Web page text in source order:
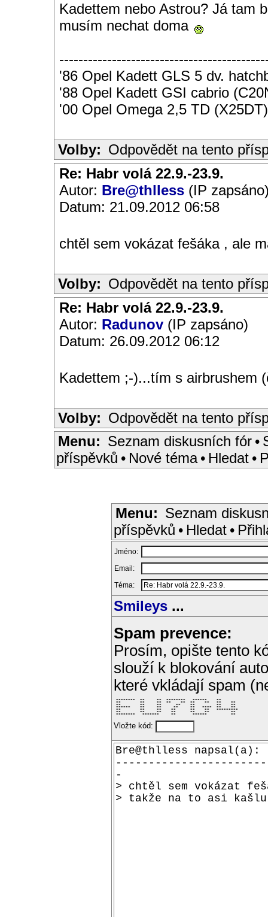
Kadettem nebo Astrou? Já tam
musím nechat doma
'86 Opel Kadett GLS 5 dv.
'88 Opel Kadett GSI cabrio
'00 Opel Omega 2,5 TD (X25DT)
Volby: Odpovědět na tento
Re: Habr volá 22.9.-23.9.
Autor: Bre@thlless (IP
Datum: 21.09.2012 06:58
chtěl sem vokázat fešáka , ale
Volby: Odpovědět na tento
Re: Habr volá 22.9.-23.9.
Autor: Radunov (IP zapsáno)
Datum: 26.09.2012 06:12
Kadettem ;-)...tím s airbrushem
Volby: Odpovědět na tento
Menu: Seznam diskusních fór •
příspěvků • Nové téma • Hledat •
Menu: Seznam
příspěvků • Hledat •
Jméno:
Email:
Téma:
Smileys ...
Spam prevence:
Prosím, opište tento
slouží k blokování
které vkládají spam
********  **     **  ********   ******    **
**        **     **  **    **  **    **   **    **
**        **     **      **    **         **    **
******    **     **     **     **   ****  **    **
**        **     **    **      **    **   *********
**        **     **    **      **    **         **
********   *******     **       ******          **
Vložte kód: